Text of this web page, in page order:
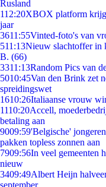
Rusland
112:20XBOX platform
jaar
3611:55Vinted-foto's van
511:13Nieuw slachtoffer in
B. (66)
3311:13Random Pics van
5010:45Van den Brink zet
spreidingswet
1610:26Italiaanse vrouw
1110:20Accell,
betaling aan
9009:59'Belgische'
pakken topless zonnen aan
7909:56In veel gemeenten
nieuw
3409:49Albert Heijn
september